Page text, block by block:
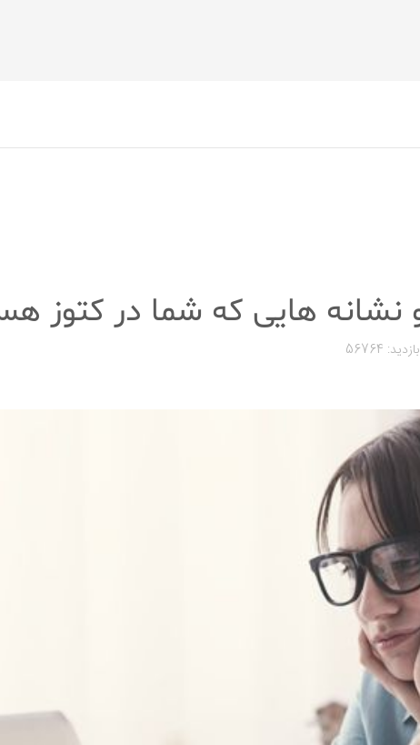
بازدید: 56764